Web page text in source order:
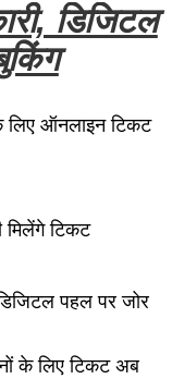
डिजिटल
लिए ऑनलाइन टिकट
मिलेंगे टिकट
पहल पर जोर
के लिए टिकट अब